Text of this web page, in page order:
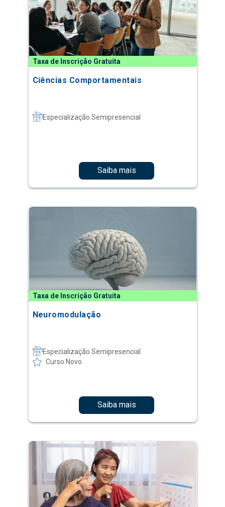
Taxa de Inscrição Gratuita
Ciências Comportamentais
Especialização Semipresencial
Saiba mais
Taxa de Inscrição Gratuita
Neuromodulação
Especialização Semipresencial
Curso Novo
Saiba mais